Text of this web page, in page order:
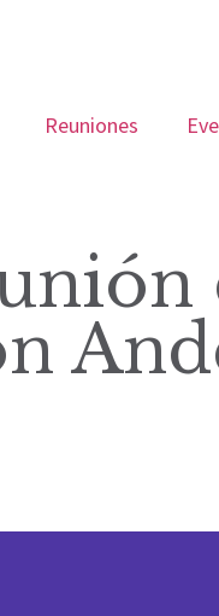
Reuniones